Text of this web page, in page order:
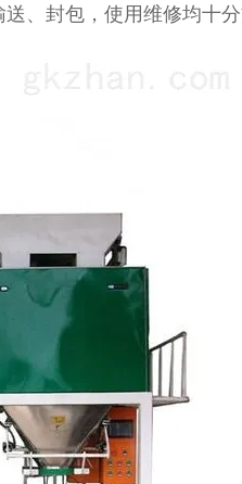
、封包，使用维修均十分